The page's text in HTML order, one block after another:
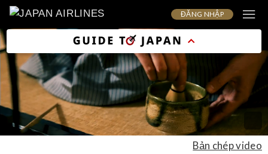
ĐĂNG NHẬP
Bản chép video